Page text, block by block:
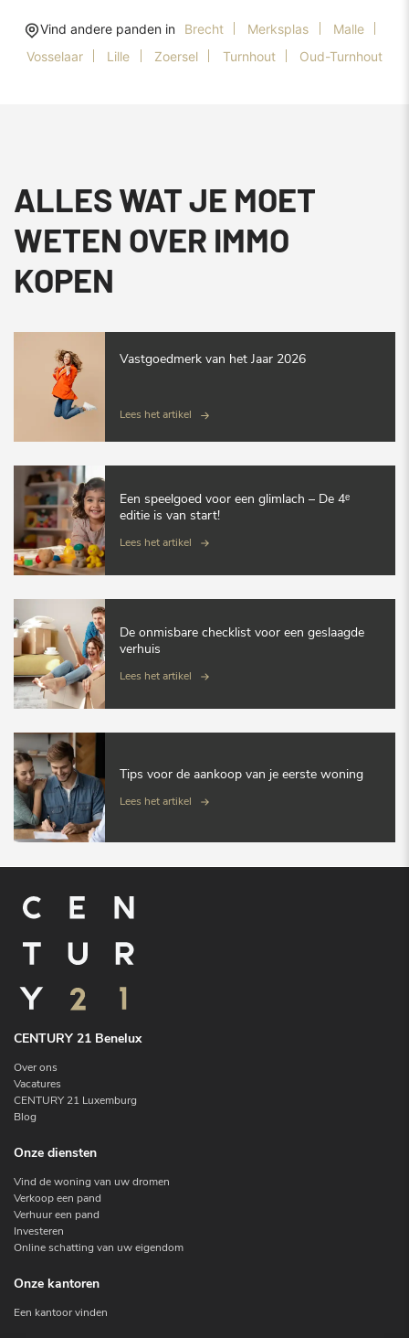
Vind andere panden in Brecht Merksplas
Malle
Vosselaar
Lille Zoersel Turnhout Oud-Turnhout
ALLES WAT JE MOET
WETEN OVER IMMO
KOPEN
Vastgoedmerk van het Jaar 2026
Lees het artikel
Een speelgoed voor een glimlach – De 4ᵉ
editie is van start!
Lees het artikel
De onmisbare checklist voor een geslaagde
verhuis
Lees het artikel
Tips voor de aankoop van je eerste woning
Lees het artikel
CENTURY 21 Benelux
Over ons
Vacatures
CENTURY 21 Luxemburg
Blog
Onze diensten
Vind de woning van uw dromen
Verkoop een pand
Verhuur een pand
Investeren
Online schatting van uw eigendom
Onze kantoren
Een kantoor vinden